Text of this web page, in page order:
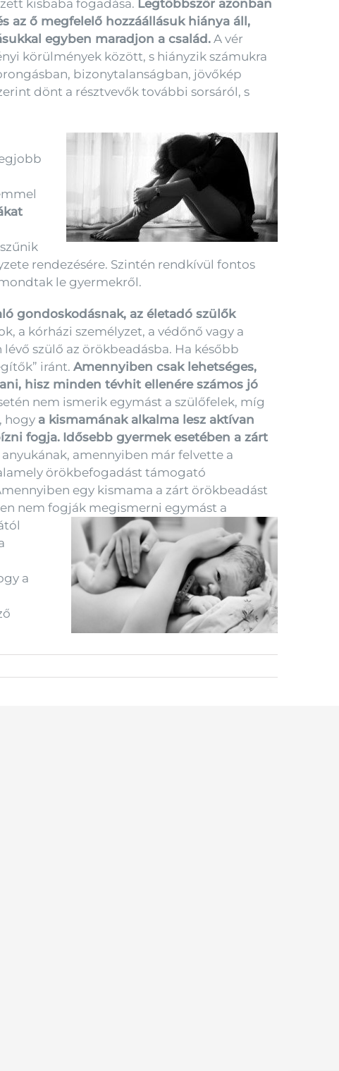
kisbaba fogadása. Legtöbbször azonban
az ő megfelelő hozzáállásuk hiánya áll,
egyben maradjon a család. A vér
körülmények között, s hiányzik számukra
bizonytalanságban, jövőkép
dönt a résztvevők további sorsáról, s
rendezésére. Szintén rendkívül fontos
le gyermekről.
gondoskodásnak, az életadó szülők
a kórházi személyzet, a védőnő vagy a
szülő az örökbeadásba. Ha később
iránt. Amennyiben csak lehetséges,
hisz minden tévhit ellenére számos jó
nem ismerik egymást a szülőfelek, míg
hogy a kismamának alkalma lesz aktívan
fogja. Idősebb gyermek esetében a zárt
amennyiben már felvette a
örökbefogadást támogató
egy kismama a zárt örökbeadást
nem fogják megismerni egymást a
a